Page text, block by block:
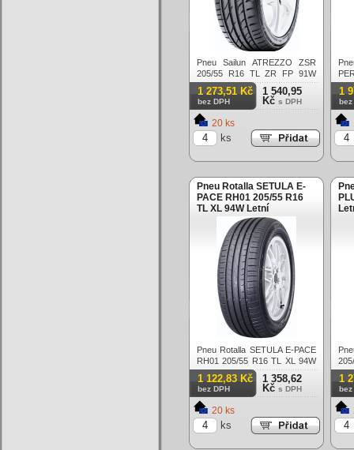
Pneu Sailun ATREZZO ZSR
205/55 R16 TL ZR FP 91W
Letní
1 273,51 Kč
bez DPH
1 540,95
Kč s DPH
20 ks
ks
TL
1
bez
Pneu Rotalla SETULA E-
PACE RH01 205/55 R16
TL XL 94W Letní
Pneu Rotalla SETULA E-PACE
RH01 205/55 R16 TL XL 94W
Letní
1 122,83 Kč
bez DPH
1 358,62
Kč s DPH
20 ks
ks
1
bez